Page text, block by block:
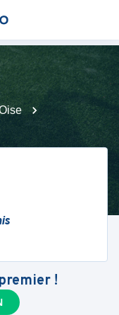
!